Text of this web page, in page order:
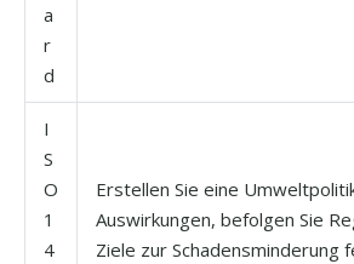
a
r
d
I
S
O
1
4
Erstellen Sie eine
Auswirkungen, befolgen Sie
Ziele zur Schadensminderung